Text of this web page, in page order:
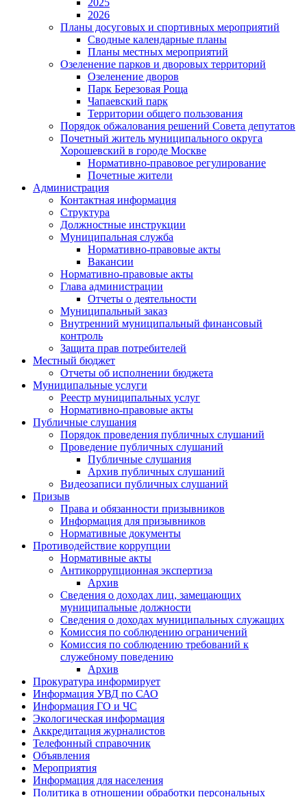
2025
2026
Планы досуговых и спортивных мероприятий
Сводные календарные планы
Планы местных мероприятий
Озеленение парков и дворовых территорий
Озеленение дворов
Парк Березовая Роща
Чапаевский парк
Территории общего пользования
Порядок обжалования решений Совета депутатов
Почетный житель муниципального округа
Хорошевский в городе Москве
Нормативно-правовое регулирование
Почетные жители
Администрация
Контактная информация
Структура
Должностные инструкции
Муниципальная служба
Нормативно-правовые акты
Вакансии
Нормативно-правовые акты
Глава администрации
Отчеты о деятельности
Муниципальный заказ
Внутренний муниципальный финансовый
контроль
Защита прав потребителей
Местный бюджет
Отчеты об исполнении бюджета
Муниципальные услуги
Реестр муниципальных услуг
Нормативно-правовые акты
Публичные слушания
Порядок проведения публичных слушаний
Проведение публичных слушаний
Публичные слушания
Архив публичных слушаний
Видеозаписи публичных слушаний
Призыв
Права и обязанности призывников
Информация для призывников
Нормативные документы
Противодействие коррупции
Нормативные акты
Антикоррупционная экспертиза
Архив
Сведения о доходах лиц, замещающих
муниципальные должности
Сведения о доходах муниципальных служащих
Комиссия по соблюдению ограничений
Комиссия по соблюдению требований к
служебному поведению
Архив
Прокуратура информирует
Информация УВД по САО
Информация ГО и ЧС
Экологическая информация
Аккредитация журналистов
Телефонный справочник
Объявления
Мероприятия
Информация для населения
Политика в отношении обработки персональных